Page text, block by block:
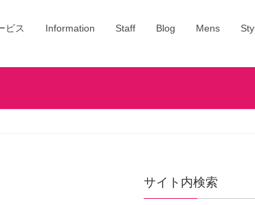
ビス Information Staff Blog Mens
サイト内検索